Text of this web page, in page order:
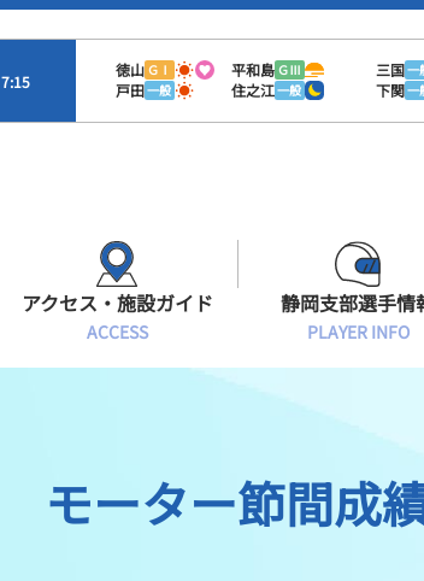
7:15
徳山 ＧⅠ 平和島 ＧⅢ 三国一
戸田一般 住之江一般 下関一
ボートデータ
出目データ
アクセス・施設ガイド
ACCESS
有料席情報
静岡支部選手情
PLAYER INFO
選手募集
レーサーズフ
モーター節間成